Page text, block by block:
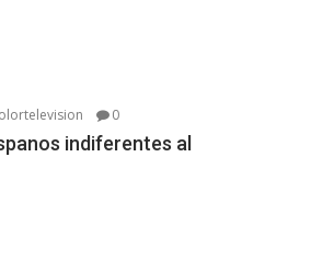
0
indiferentes al